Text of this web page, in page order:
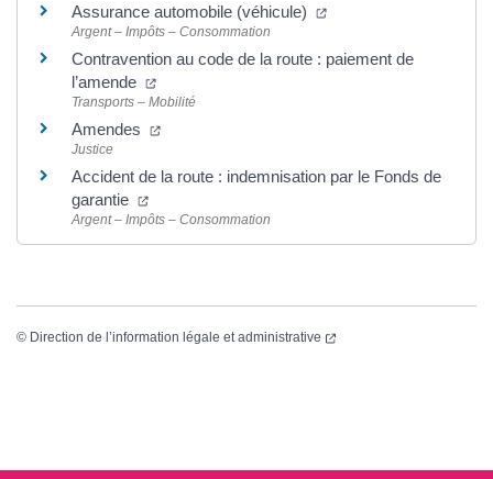
Assurance automobile (véhicule) (ouverture dans un
Argent – Impôts – Consommation
Contravention au code de la route : paiement de
l’amende
(ouverture dans un nouvel onglet)
Transports – Mobilité
Amendes (ouverture dans un nouvel onglet)
Justice
Accident de la route : indemnisation par le Fonds de
garantie
(ouverture dans un nouvel onglet)
Argent – Impôts – Consommation
© Direction de l’information légale et administrative (ouverture dans un